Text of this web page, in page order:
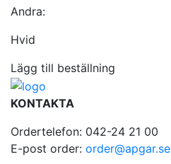
Andra:
Hvid
Lägg till beställning
KONTAKTA
Ordertelefon: 042-24 21 00
E-post order: order@apgar.se